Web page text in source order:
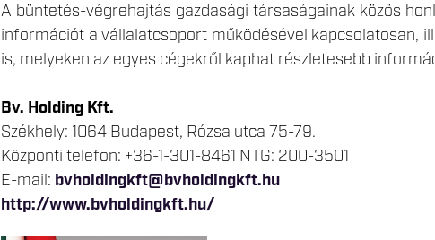
A büntetés-végrehajtás gazdasági társaságainak közös
információt a vállalatcsoport működésével kapcsolatosan,
is, melyeken az egyes cégekről kaphat részletesebb
Bv. Holding Kft.
Székhely: 1064 Budapest, Rózsa utca 75-79.
Központi telefon: +36-1-301-8461 NTG: 200-3501
E-mail: bvholdingkft@bvholdingkft.hu
http://www.bvholdingkft.hu/